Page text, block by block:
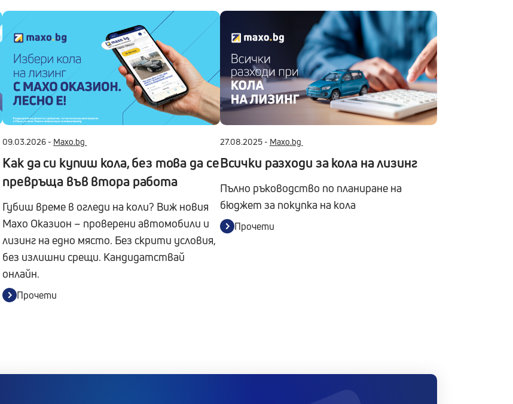
09.03.2026 - Maxo.bg
Как да си купиш кола, без това да се
превръща във втора работа
Губиш време в огледи на коли? Виж новия
Maxo Оказион – проверени автомобили и
лизинг на едно място. Без скрити условия,
без излишни срещи. Кандидатствай
онлайн.
Прочети
27.08.2025 - Maxo.bg
Всички разходи за кола на лизинг
Пълно ръководство по планиране на
бюджет за покупка на кола
Прочети